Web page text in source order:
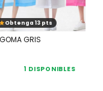
Obtenga 13 pts
GRIS
1 DISPONIBLES